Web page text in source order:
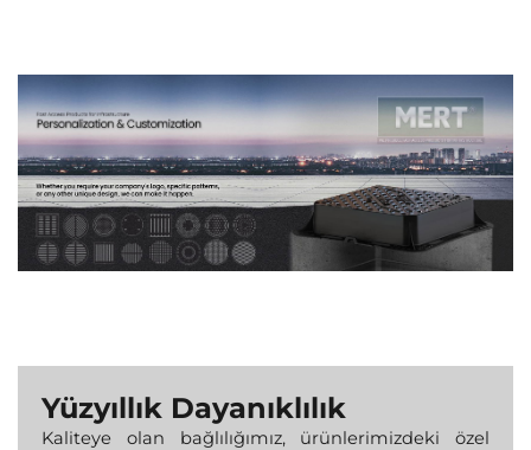
Yüzyıllık Dayanıklılık
Kaliteye olan bağlılığımız, ürünlerimizdeki özel